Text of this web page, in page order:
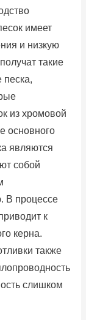
имеет
и низкую
такие
из хромовой
основного
являются
собой
В процессе
к
керна.
также
слишком